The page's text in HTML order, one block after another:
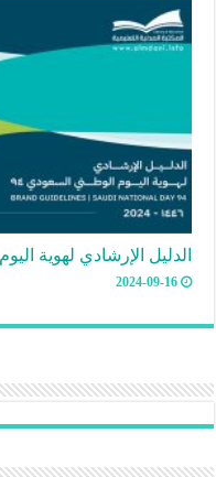
الدليل الإرشادي لهوية
2024-09-16